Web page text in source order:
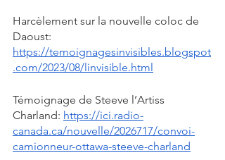
Harcèlement sur la nouvelle coloc de
Daoust:
https://temoignagesinvisibles.blogspot
.com/2023/08/linvisible.html
Témoignage de Steeve l’Artiss
Charland: https://ici.radio-
canada.ca/nouvelle/2026717/convoi-
camionneur-ottawa-steeve-charland